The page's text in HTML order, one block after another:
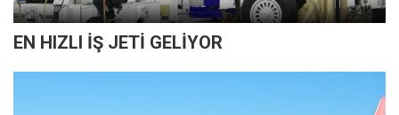
EN HIZLI İŞ JETİ GELİYOR